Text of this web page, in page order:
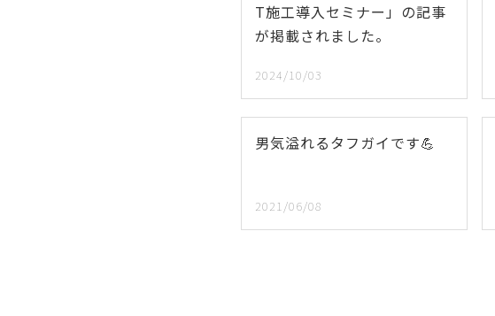
T施工導入セミナー」の記事
が掲載されました。
2024/10/03
男気溢れるタフガイです💪
2021/06/08